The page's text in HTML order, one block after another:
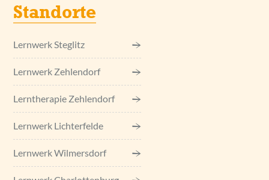
Standorte
Lernwerk Steglitz
Lernwerk Zehlendorf
Lerntherapie Zehlendorf
Lernwerk Lichterfelde
Lernwerk Wilmersdorf